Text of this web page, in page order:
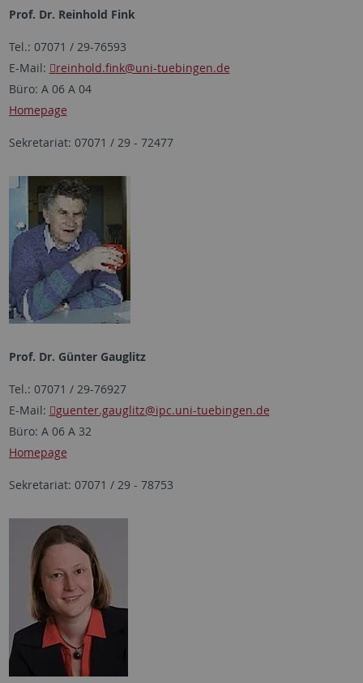
Prof. Dr. Reinhold Fink
Tel.: 07071 / 29-76593
E-Mail:
reinhold.fink@uni-tuebingen.de
Büro: A 06 A 04
Homepage
Sekretariat: 07071 / 29 - 72477
Prof. Dr. Günter Gauglitz
Tel.: 07071 / 29-76927
E-Mail:
guenter.gauglitz@ipc.uni-tuebingen.de
Büro: A 06 A 32
Homepage
Sekretariat: 07071 / 29 - 78753